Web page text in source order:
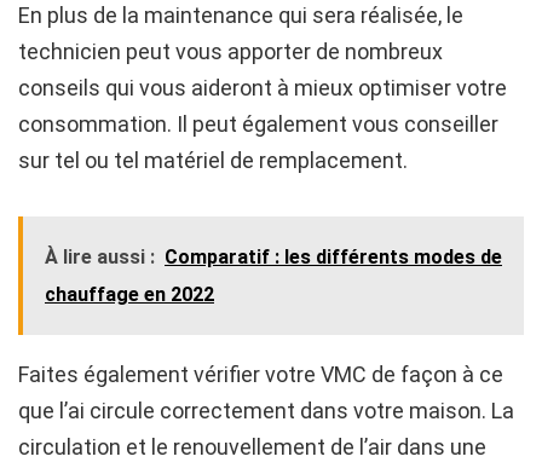
En plus de la maintenance qui sera réalisée, le
technicien peut vous apporter de nombreux
conseils qui vous aideront à mieux optimiser votre
consommation. Il peut également vous conseiller
sur tel ou tel matériel de remplacement.
À lire aussi : Comparatif : les différents modes de
chauffage en 2022
Faites également vérifier votre VMC de façon à ce
que l’ai circule correctement dans votre maison. La
circulation et le renouvellement de l’air dans une